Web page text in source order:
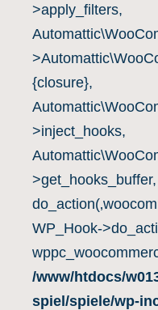
>apply_filters,
{closure},
>inject_hooks,
>get_hooks_buffer,
WP_Hook-
/www/htdocs/
spiel/spiele/wp-